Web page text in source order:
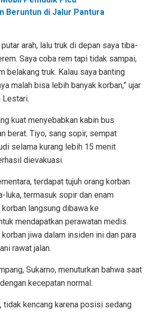
Beruntun di Jalur Pantura
arah, lalu truk di depan saya tiba-
Saya coba rem tapi tidak sampai,
belakang truk. Kalau saya banting
malah bisa lebih banyak korban,” ujar
Lestari.
kuat menyebabkan kabin bus
berat. Tiyo, sang sopir, sempat
selama kurang lebih 15 menit
dievakuasi.
terdapat tujuh orang korban
luka, termasuk sopir dan enam
langsung dibawa ke
mendapatkan perawatan medis.
jiwa dalam insiden ini dan para
rawat jalan.
Sukarno, menuturkan bahwa saat
kecepatan normal.
tidak kencang karena posisi sedang